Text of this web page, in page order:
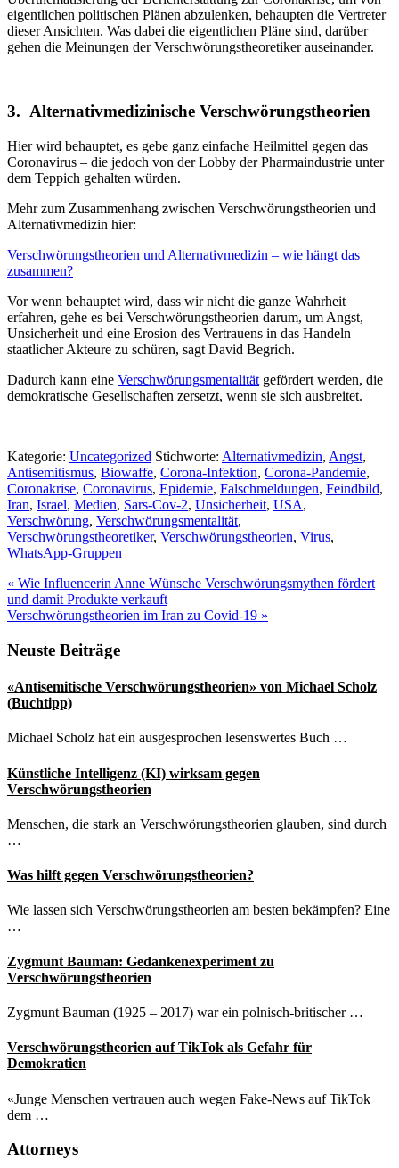
eigentlichen politischen Plänen abzulenken, behaupten die Vertreter
dieser Ansichten. Was dabei die eigentlichen Pläne sind, darüber
gehen die Meinungen der Verschwörungstheoretiker auseinander.
3. Alternativmedizinische Verschwörungstheorien
Hier wird behauptet, es gebe ganz einfache Heilmittel gegen das
Coronavirus – die jedoch von der Lobby der Pharmaindustrie unter
dem Teppich gehalten würden.
Mehr zum Zusammenhang zwischen Verschwörungstheorien und
Alternativmedizin hier:
Verschwörungstheorien und Alternativmedizin – wie hängt das
zusammen?
Vor wenn behauptet wird, dass wir nicht die ganze Wahrheit
erfahren, gehe es bei Verschwörungstheorien darum, um Angst,
Unsicherheit und eine Erosion des Vertrauens in das Handeln
staatlicher Akteure zu schüren, sagt David Begrich.
Dadurch kann eine Verschwörungsmentalität gefördert werden, die
demokratische Gesellschaften zersetzt, wenn sie sich ausbreitet.
Kategorie: Uncategorized Stichworte: Alternativmedizin, Angst,
Antisemitismus, Biowaffe, Corona-Infektion, Corona-Pandemie,
Coronakrise, Coronavirus, Epidemie, Falschmeldungen, Feindbild,
Iran, Israel, Medien, Sars-Cov-2, Unsicherheit, USA,
Verschwörung, Verschwörungsmentalität,
Verschwörungstheoretiker, Verschwörungstheorien, Virus,
WhatsApp-Gruppen
Vorheriger
Beitrag:
« Wie Influencerin Anne Wünsche Verschwörungsmythen fördert
und damit Produkte verkauft
Nächster
Verschwörungstheorien im Iran zu Covid-19 »
Seitenspalte
Neuste Beiträge
«Antisemitische Verschwörungstheorien» von Michael Scholz
(Buchtipp)
Michael Scholz hat ein ausgesprochen lesenswertes Buch …
Künstliche Intelligenz (KI) wirksam gegen
Verschwörungstheorien
Menschen, die stark an Verschwörungstheorien glauben, sind durch
…
Was hilft gegen Verschwörungstheorien?
Wie lassen sich Verschwörungstheorien am besten bekämpfen? Eine
…
Zygmunt Bauman: Gedankenexperiment zu
Verschwörungstheorien
Zygmunt Bauman (1925 – 2017) war ein polnisch-britischer …
Verschwörungstheorien auf TikTok als Gefahr für
Demokratien
«Junge Menschen vertrauen auch wegen Fake-News auf TikTok
dem …
Attorneys